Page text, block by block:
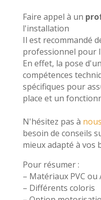
Faire appel à un
l'installation
Il est recommandé
professionnel pour l
En effet, la pose
compétences
spécifiques pour
place et un
N'hésitez pas à
besoin de conseils
mieux adapté à vos
Pour résumer :
– Matériaux PVC ou
– Différents coloris